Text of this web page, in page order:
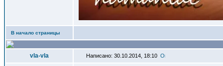
В начало страницы
vla-vla Написано: 30.10.2014, 18:10